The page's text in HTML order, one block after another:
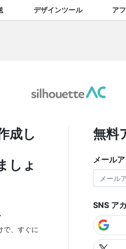
デザインツール ア
成し
しょ
で、すぐに
無料
メール
SNS ア